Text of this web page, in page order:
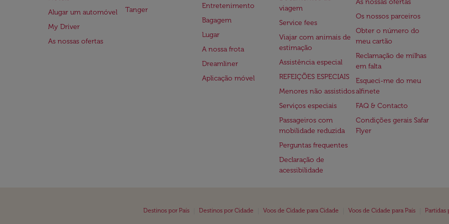
Alugar um automóvel
My Driver
As nossas ofertas
Tanger
Entretenimento
Bagagem
Lugar
A nossa frota
Dreamliner
Aplicação móvel
viagem
Service fees
Viajar com animais de
estimação
Assistência especial
REFEIÇÕES ESPECIAIS
Menores não assistidos
Serviços especiais
Passageiros com
mobilidade reduzida
Perguntas frequentes
Declaração de
acessibilidade
As nossas ofertas
Os nossos parceiros
Obter o número do
meu cartão
Reclamação de milhas
em falta
Esqueci-me do meu
alfinete
FAQ & Contacto
Condições gerais Safar
Flyer
Destinos por País Destinos por Cidade Voos de Cidade para Cidade Voos de Cidade para País Partidas